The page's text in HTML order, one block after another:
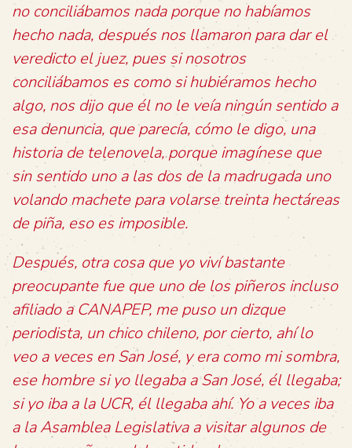
no conciliábamos nada porque no habíamos
hecho nada, después nos llamaron para dar el
veredicto el juez, pues si nosotros
conciliábamos es como si hubiéramos hecho
algo, nos dijo que él no le veía ningún sentido a
esa denuncia, que parecía, cómo le digo, una
historia de telenovela, porque imagínese que
sin sentido uno a las dos de la madrugada uno
volando machete para volarse treinta hectáreas
de piña, eso es imposible.
Después, otra cosa que yo viví bastante
preocupante fue que uno de los piñeros incluso
afiliado a CANAPEP, me puso un dizque
periodista, un chico chileno, por cierto, ahí lo
veo a veces en San José, y era como mi sombra,
ese hombre si yo llegaba a San José, él llegaba;
si yo iba a la UCR, él llegaba ahí. Yo a veces iba
a la Asamblea Legislativa a visitar algunos de